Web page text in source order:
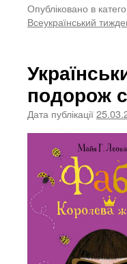
Опубліковано в
Всеукраїнський
подорож
Дата публікації